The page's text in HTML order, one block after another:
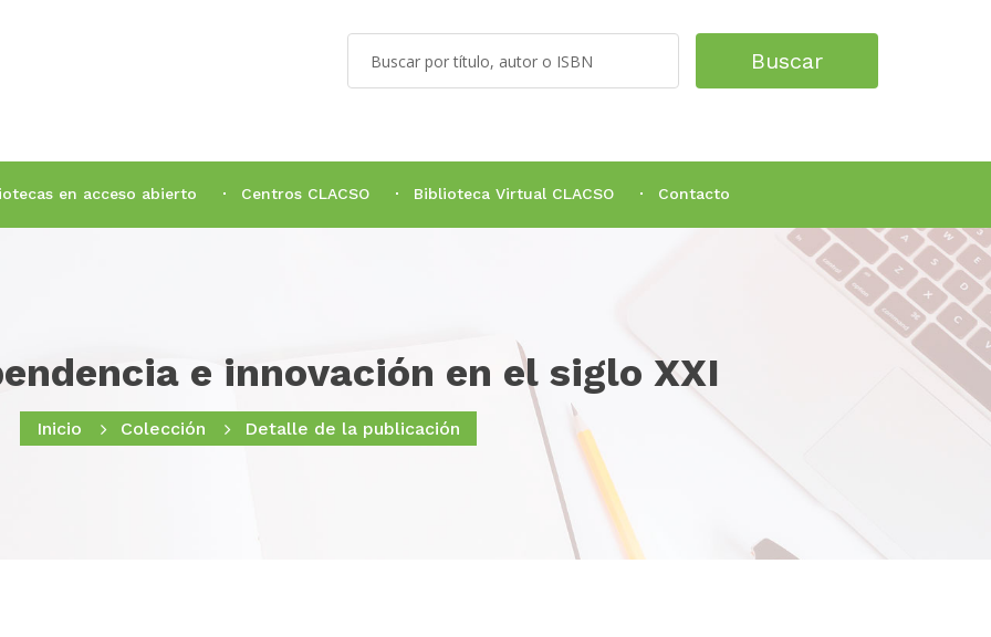
Buscar
en acceso abierto Centros CLACSO Biblioteca Virtual CLACSO Contacto
e innovación en el siglo XXI
Inicio Colección Detalle de la publicación